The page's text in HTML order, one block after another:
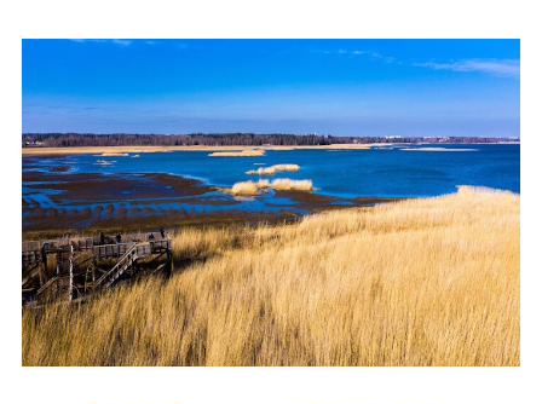
TILAUSASIAT
MEDIATIEDOT
TIETOA
LEHDESTÄ
TAPAHTUMAT